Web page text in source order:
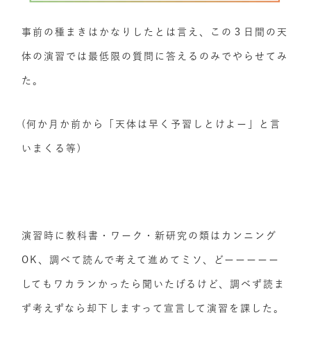
事前の種まきはかなりしたとは言え、この３日間の天
体の演習では最低限の質問に答えるのみでやらせてみ
た。
(何か月か前から「天体は早く予習しとけよー」と言
いまくる等)
演習時に教科書・ワーク・新研究の類はカンニング
OK、調べて読んで考えて進めてミソ、どーーーーー
してもワカランかったら聞いたげるけど、調べず読ま
ず考えずなら却下しますって宣言して演習を課した。